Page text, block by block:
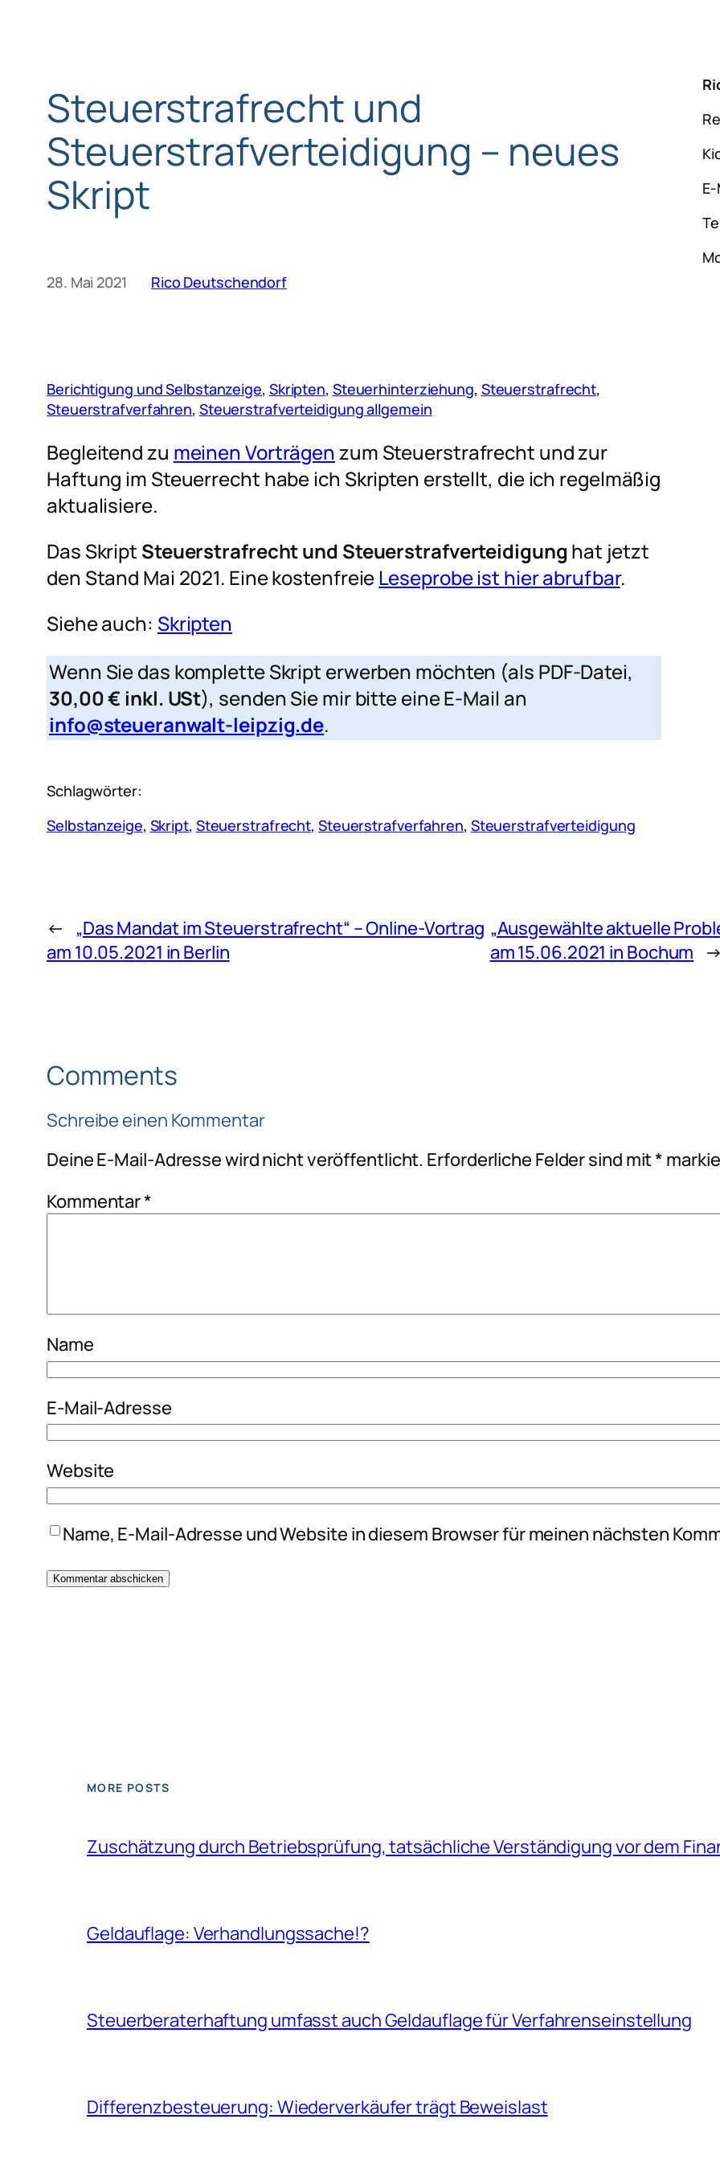
Steuerstrafrecht und
Steuerstrafverteidigung – neues
Skript
28. Mai 2021 Rico Deutschendorf
Berichtigung und Selbstanzeige, Skripten, Steuerhinterziehung, Steuerstrafrecht
Steuerstrafverfahren, Steuerstrafverteidigung allgemein
Begleitend zu meinen Vorträgen zum Steuerstrafrecht und zur
Haftung im Steuerrecht habe ich Skripten erstellt, die ich regelmäßig
aktualisiere.
Das Skript Steuerstrafrecht und Steuerstrafverteidigunghat jetzt
den Stand Mai 2021. Eine kostenfreie Leseprobe ist hier abrufbar.
Siehe auch: Skripten
Wenn Sie das komplette Skript erwerben möchten (als PDF-Datei,
30,00 € inkl. USt), senden Sie mir bitte eine E-Mail an
info@steueranwalt-leipzig.de.
Schlagwörter:
Selbstanzeige, Skript, Steuerstrafrecht, Steuerstrafverfahren, Steuerstrafverteidigung
← „Das Mandat im Steuerstrafrecht“ – Online-Vortrag
am 10.05.2021 in Berlin
„Ausgewählte aktuelle
am 15.06.2021 in Bochum
Comments
Schreibe einen Kommentar
Deine E-Mail-Adresse wird nicht veröffentlicht. Erforderliche Felder sind mit*
Kommentar*
Name
E-Mail-Adresse
Website
Name, E-Mail-Adresse und Website in diesem Browser für meinen nächsten
MORE POSTS
Zuschätzung durch Betriebsprüfung, tatsächliche Verständigung vor dem
Geldauflage: Verhandlungssache!?
Steuerberaterhaftung umfasst auch Geldauflage für Verfahrenseinstellung
Differenzbesteuerung: Wiederverkäufer trägt Beweislast